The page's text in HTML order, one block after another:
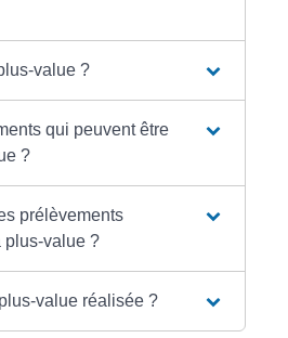
value ?
qui peuvent être
?
prélèvements
plus-value ?
value réalisée ?